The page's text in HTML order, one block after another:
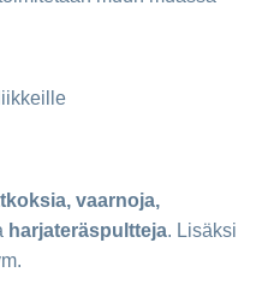
vaarnoja,
harjateräspultteja. Lisäksi